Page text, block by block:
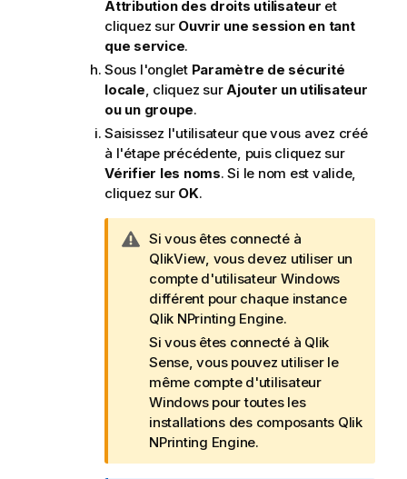
Attribution des droits utilisateur et
cliquez sur Ouvrir une session en tant
que service.
Sous l'onglet Paramètre de sécurité
locale, cliquez surAjouter un utilisateur
ou un groupe.
Saisissez l'utilisateur que vous avez créé
à l'étape précédente, puis cliquez sur
Vérifier les noms. Si le nom est valide,
cliquez sur OK.
N
o
t
e
A
v
e
r
t
i
s
Si vous êtes connecté à
QlikView, vous devez utiliser un
compte d'utilisateur Windows
différent pour chaque instance
Qlik NPrinting Engine.
Si vous êtes connecté à Qlik
Sense, vous pouvez utiliser le
même compte d'utilisateur
Windows pour toutes les
installations des composants Qlik
NPrinting Engine.